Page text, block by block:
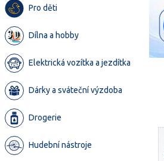
Pro děti
Dílna a hobby
Elektrická vozítka a jezdítka
Dárky a sváteční výzdoba
Drogerie
Hudební nástroje